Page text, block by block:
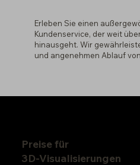
Erleben Sie einen
Kundenservice, der weit
hinausgeht. Wir
und angenehmen Ablauf
Preise für
3D-Visualisierungen